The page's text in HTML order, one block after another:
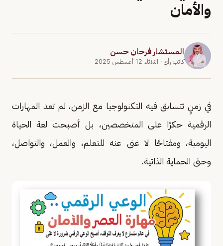
والأمان
المستشار فرحان حسن
كاتب رأي · الثلاثاء 12 أغسطس 2025
في زمنٍ تتسابق فيه التكنولوجيا مع الزمن، لم تعد المهارات
الرقمية حكرًا على المتخصصين، بل أصبحت لغة الحياة
اليومية، ومفتاحًا لا غنى عنه للتعلم، والعمل، والتواصل،
وحتى الحماية الذاتية.